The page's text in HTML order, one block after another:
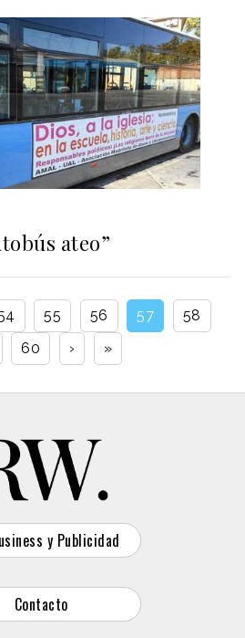
ateo”
55 56 57
58
60 › »
y Publicidad
Contacto